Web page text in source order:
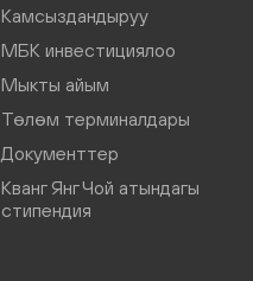
Камсыздандыруу
МБК инвестициялоо
Мыкты айым
Төлөм терминалдары
Документтер
Кванг Янг Чой атындагы
стипендия